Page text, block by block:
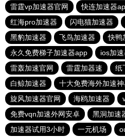
雷霆vp加速器官网
快连加速器
红海pro加速器
闪电猫加速器
黑豹加速器
飞鸟加速器
快鸭
永久免费梯子加速器app
ios加速
雷轰加速官网
雷霆加器速 纸
白鲸加速器
十大免费海外加速神
旋风加速器官网
海鸥加速器
免费vqn加速外网安卓
黑洞加速
加速器试用3小时
一元机场